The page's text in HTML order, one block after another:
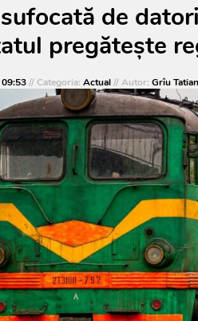
de
pregătește
// Categoria: Actual// Autor: Grîu